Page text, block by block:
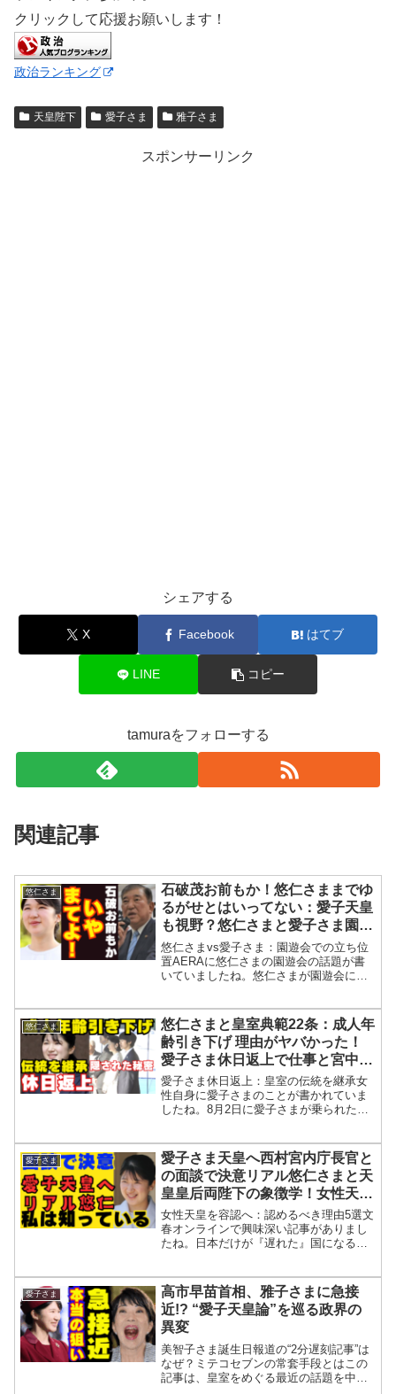
クリックして応援お願いします！
政治ランキング
天皇陛下 愛子さま 雅子さま
スポンサーリンク
シェアする
X Facebook はてブ
LINE コピー
tamuraをフォローする
関連記事
悠仁さま
石破茂お前もか！悠仁さままでゆ
るがせとはいってない：愛子天皇
も視野？悠仁さまと愛子さま園遊
会の立ち位置問題
悠仁さまvs愛子さま：園遊会での立ち位
置AERAに悠仁さまの園遊会の話題が書
いていましたね。悠仁さまが園遊会に出
成年を迎える悠仁さまですが、西村宮内
庁長官は成年式や...
悠仁さま
悠仁さまと皇室典範22条：成人年
齢引き下げ 理由がヤバかった！
愛子さま休日返上で仕事と宮中祭
祀で天皇陛下から伝統継承もも週
刊誌の不敬記事に渇
愛子さま休日返上：皇室の伝統を継承女
性自身に愛子さまのことが書かれていま
したね。8月2日に愛子さまが乗られたワ
ね。まだ愛子さまの出勤の様子を張って
いるんですね。愛子さま...
愛子さま
愛子さま天皇へ西村宮内庁長官と
の面談で決意リアル悠仁さまと天
皇皇后両陛下の象徴学！女性天皇
を認めるべき理由5選「男系男
子」から「長子優先」へ
女性天皇を容認へ：認めるべき理由5選文
春オンラインで興味深い記事がありまし
たね。日本だけが『遅れた』国になる」
んの記事と思ったら河西秀哉准教授の記
事でしたね。現在、皇室に...
愛子さま
高市早苗首相、雅子さまに急接
近!? “愛子天皇論”を巡る政界の
異変
美智子さま誕生日報道の“2分遅刻記事”は
なぜ？ミテコセブンの常套手段とはこの
記事は、皇室をめぐる最近の話題を中心